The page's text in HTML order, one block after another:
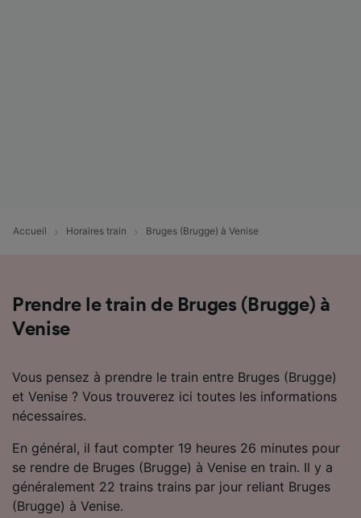
Accueil Horaires train Bruges (Brugge) à Venise
Prendre le train de Bruges (Brugge) à
Venise
Vous pensez à prendre le train entre Bruges (Brugge)
et Venise ? Vous trouverez ici toutes les informations
nécessaires.
En général, il faut compter 19 heures 26 minutes pour
se rendre de Bruges (Brugge) à Venise en train. Il y a
généralement 22 trains trains par jour reliant Bruges
(Brugge) à Venise.